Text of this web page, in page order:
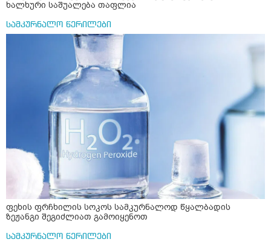
ხალხური საშუალება თაფლია
სამკურნალო წერილები
ფეხის ფრჩხილის სოკოს სამკურნალოდ წყალბადის
ზეჟანგი შეგიძლიათ გამოიყენოთ
სამკურნალო წერილები